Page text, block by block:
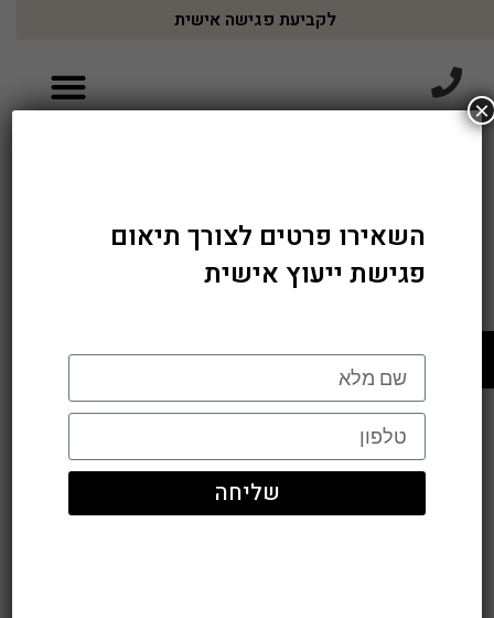
פתח סרגל נגישות
לקביעת פגישה אישית
השאירו פרטים לצורך תיאום
פגישת ייעוץ אישית
שליחה
×